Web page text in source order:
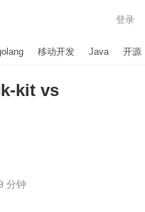
登录
移动开发 Java 开源
kit vs
分钟